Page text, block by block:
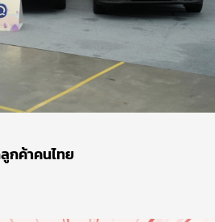
กค้าคนไทย